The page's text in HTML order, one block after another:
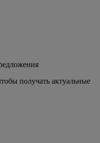
получать актуальные